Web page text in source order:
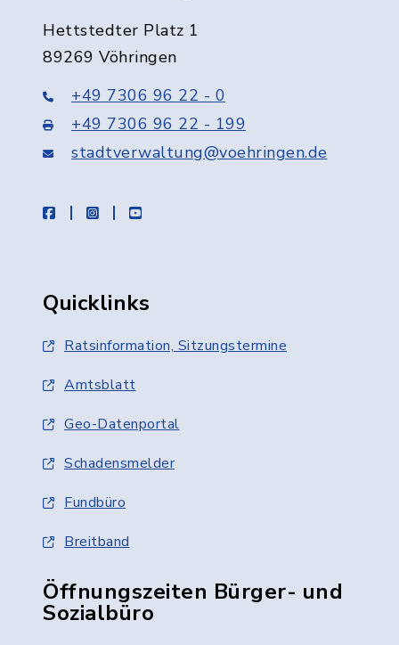
Hettstedter Platz 1
89269 Vöhringen
+49 7306 96 22 - 0
+49 7306 96 22 - 199
stadtverwaltung@voehringen.de
facebookinstagramyoutube
Quicklinks
Ratsinformation, Sitzungstermine
Amtsblatt
Geo-Datenportal
Schadensmelder
Fundbüro
Breitband
Öffnungszeiten Bürger- und
Sozialbüro